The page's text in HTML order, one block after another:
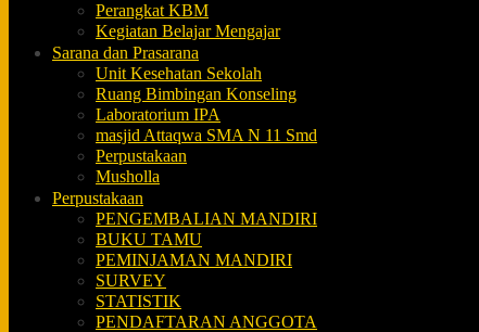
Perangkat KBM
Kegiatan Belajar Mengajar
Sarana dan Prasarana
Unit Kesehatan Sekolah
Ruang Bimbingan Konseling
Laboratorium IPA
masjid Attaqwa SMA N 11 Smd
Perpustakaan
Musholla
Perpustakaan
PENGEMBALIAN MANDIRI
BUKU TAMU
PEMINJAMAN MANDIRI
SURVEY
STATISTIK
PENDAFTARAN ANGGOTA